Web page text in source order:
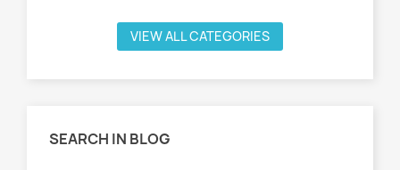
VIEW ALL CATEGORIES
SEARCH IN BLOG